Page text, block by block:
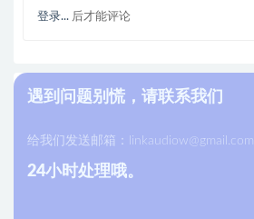
登录... 后才能评论
遇到问题别慌，请联系我们
给我们发送邮箱： linkaudiow@gmail.com
24小时处理哦。